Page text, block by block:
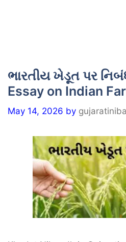
ભારતીય ખેડૂત પર
Essay on Indian
May 14, 2026 by